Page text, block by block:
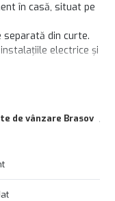
de vânzare Brasov
în casă, situat pe
din curte.
electrice și
de 35 mp.
ajunge în pod,
din terenul